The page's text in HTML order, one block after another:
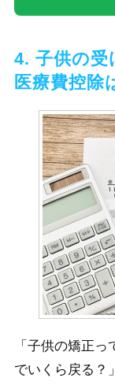
4. 子供の受
医療費控除
「子供の矯正
でいくら戻る？」